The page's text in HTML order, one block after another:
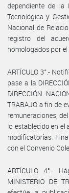
dependiente de la
Tecnológica y
Nacional de
registro del
homologados por el
ARTÍCULO 3°.-
pase a la
DIRECCIÓN
TRABAJO a fin de
remuneraciones,
lo establecido en el
modificatorias.
con el Convenio
ARTÍCULO 4°.-
MINISTERIO DE